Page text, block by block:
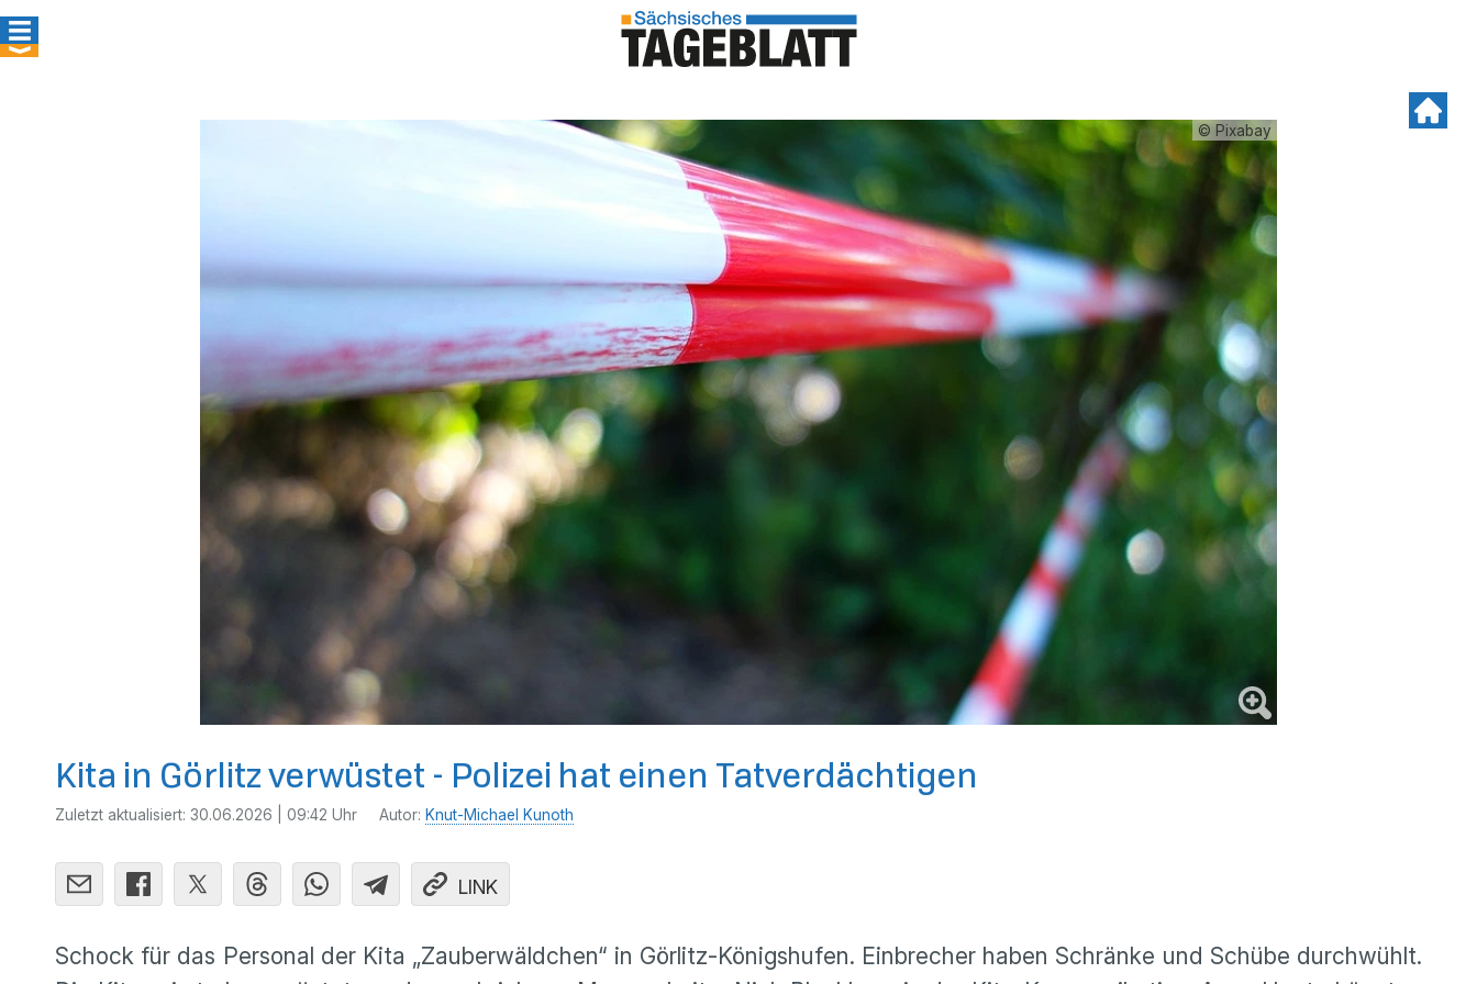
© Pixabay
Kita in Görlitz verwüstet - Polizei hat einen Tatverdächtigen
Zuletzt aktualisiert: 30.06.2026 | 09:42 Uhr Autor: Knut-Michael Kunoth
LINK
Schock für das Personal der Kita „Zauberwäldchen“ in Görlitz-Königshufen. Einbrecher haben Schränke und Schübe durchwühlt.